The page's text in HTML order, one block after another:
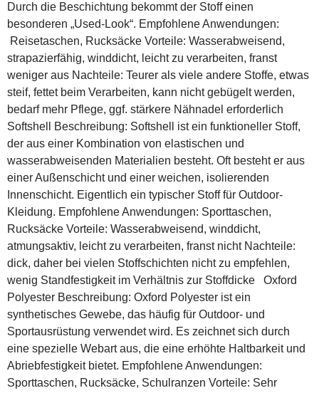
Durch die Beschichtung bekommt der Stoff einen
besonderen „Used-Look“. Empfohlene Anwendungen:
Reisetaschen, Rucksäcke Vorteile: Wasserabweisend,
strapazierfähig, winddicht, leicht zu verarbeiten, franst
weniger aus Nachteile: Teurer als viele andere Stoffe, etwas
steif, fettet beim Verarbeiten, kann nicht gebügelt werden,
bedarf mehr Pflege, ggf. stärkere Nähnadel erforderlich
Softshell Beschreibung: Softshell ist ein funktioneller Stoff,
der aus einer Kombination von elastischen und
wasserabweisenden Materialien besteht. Oft besteht er aus
einer Außenschicht und einer weichen, isolierenden
Innenschicht. Eigentlich ein typischer Stoff für Outdoor-
Kleidung. Empfohlene Anwendungen: Sporttaschen,
Rucksäcke Vorteile: Wasserabweisend, winddicht,
atmungsaktiv, leicht zu verarbeiten, franst nicht Nachteile:
dick, daher bei vielen Stoffschichten nicht zu empfehlen,
wenig Standfestigkeit im Verhältnis zur Stoffdicke Oxford
Polyester Beschreibung: Oxford Polyester ist ein
synthetisches Gewebe, das häufig für Outdoor- und
Sportausrüstung verwendet wird. Es zeichnet sich durch
eine spezielle Webart aus, die eine erhöhte Haltbarkeit und
Abriebfestigkeit bietet. Empfohlene Anwendungen:
Sporttaschen, Rucksäcke, Schulranzen Vorteile: Sehr